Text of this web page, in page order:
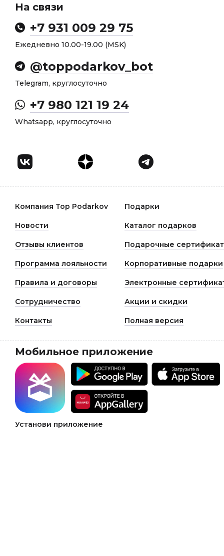
На связи
+7 931 009 29 75
Ежедневно 10.00-19.00 (MSK)
@toppodarkov_bot
Telegram, круглосуточно
+7 980 121 19 24
Whatsapp, круглосуточно
Компания Top Podarkov Подарки
Новости Каталог подарков
Отзывы клиентов Подарочные
Программа лояльности Корпоративные подарки
Правила и договоры Электронные
Сотрудничество Акции и скидки
Контакты Полная версия
Мобильное приложение
Установи приложение